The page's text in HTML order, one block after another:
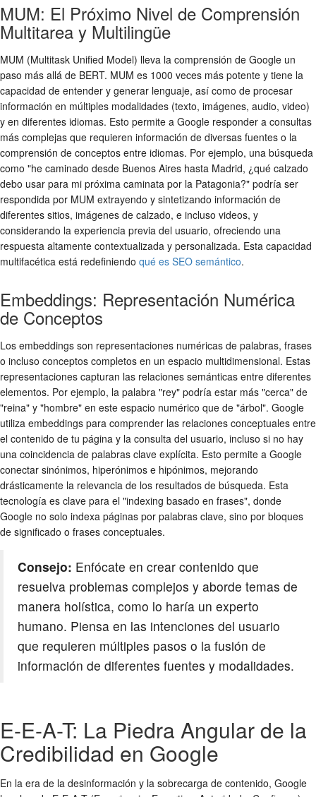
MUM: El Próximo Nivel de Comprensión
Multitarea y Multilingüe
MUM (Multitask Unified Model) lleva la comprensión de Google un
paso más allá de BERT. MUM es 1000 veces más potente y tiene la
capacidad de entender y generar lenguaje, así como de procesar
información en múltiples modalidades (texto, imágenes, audio, video)
y en diferentes idiomas. Esto permite a Google responder a consultas
más complejas que requieren información de diversas fuentes o la
comprensión de conceptos entre idiomas. Por ejemplo, una búsqueda
como "he caminado desde Buenos Aires hasta Madrid, ¿qué calzado
debo usar para mi próxima caminata por la Patagonia?" podría ser
respondida por MUM extrayendo y sintetizando información de
diferentes sitios, imágenes de calzado, e incluso videos, y
considerando la experiencia previa del usuario, ofreciendo una
respuesta altamente contextualizada y personalizada. Esta capacidad
multifacética está redefiniendo qué es SEO semántico.
Embeddings: Representación Numérica
de Conceptos
Los embeddings son representaciones numéricas de palabras, frases
o incluso conceptos completos en un espacio multidimensional. Estas
representaciones capturan las relaciones semánticas entre diferentes
elementos. Por ejemplo, la palabra "rey" podría estar más "cerca" de
"reina" y "hombre" en este espacio numérico que de "árbol". Google
utiliza embeddings para comprender las relaciones conceptuales entre
el contenido de tu página y la consulta del usuario, incluso si no hay
una coincidencia de palabras clave explícita. Esto permite a Google
conectar sinónimos, hiperónimos e hipónimos, mejorando
drásticamente la relevancia de los resultados de búsqueda. Esta
tecnología es clave para el "indexing basado en frases", donde
Google no solo indexa páginas por palabras clave, sino por bloques
de significado o frases conceptuales.
Consejo: Enfócate en crear contenido que
resuelva problemas complejos y aborde temas de
manera holística, como lo haría un experto
humano. Piensa en las intenciones del usuario
que requieren múltiples pasos o la fusión de
información de diferentes fuentes y modalidades.
E-E-A-T: La Piedra Angular de la
Credibilidad en Google
En la era de la desinformación y la sobrecarga de contenido, Google